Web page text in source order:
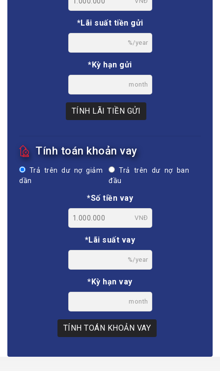
*Lãi suất tiền gửi
%/year
*Kỳ hạn gửi
month
TÍNH LÃI TIỀN GỬI
Tính toán khoản vay
Trả trên dư nợ giảm
dần
Trả trên dư nợ ban
đầu
*Số tiền vay
VNĐ
*Lãi suất vay
%/year
*Kỳ hạn vay
month
TÍNH TOÁN KHOẢN VAY